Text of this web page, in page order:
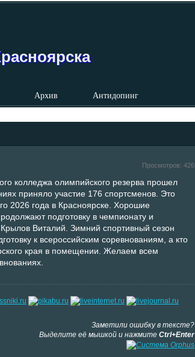
Архив Антидопинг
Просмотров: 426
колледжа олимпийского резерва прошел
приняло участие 176 спортсменов. Это
2026 года в Красноярске. Хорошие
подготовку в чемпионату и
Виталий. Зимний спортивный сезон
к всероссийским соревнованиям, а кто
края в помещении. Желаем всем
Заметили ошибку в тексте?
Выделите её мышкой и нажмите Ctrl+Enter